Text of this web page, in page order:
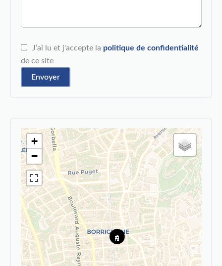
J’ai lu et j'accepte la politique de confidentialité
de ce site
Envoyer
+
−